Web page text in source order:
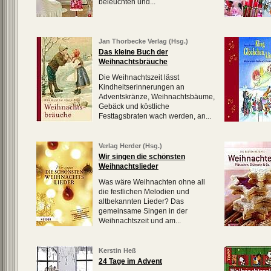
beleuchten und...
Jan Thorbecke Verlag (Hsg.)
Das kleine Buch der
Weihnachtsbräuche
Die Weihnachtszeit lässt
Kindheitserinnerungen an
Adventskränze, Weihnachtsbäume,
Gebäck und köstliche
Festtagsbraten wach werden, an...
Verlag Herder (Hsg.)
Wir singen die schönsten
Weihnachtslieder
Was wäre Weihnachten ohne all
die festlichen Melodien und
altbekannten Lieder? Das
gemeinsame Singen in der
Weihnachtszeit und am...
Kerstin Heß
24 Tage im Advent